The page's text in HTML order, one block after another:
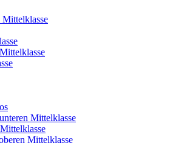
Mittelklasse
Mittelklasse
Mittelklasse